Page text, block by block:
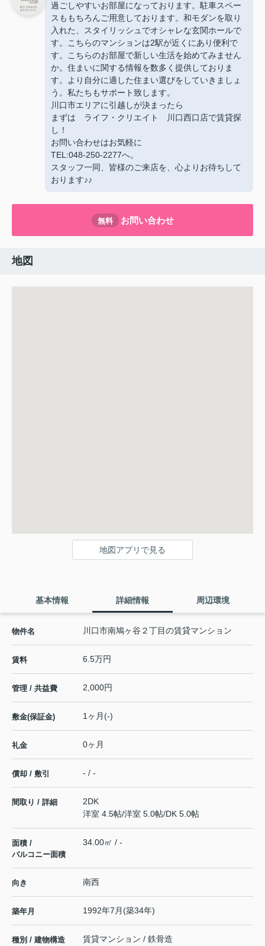
過ごしやすいお部屋になっております。駐車スペー
スももちろんご用意しております。和モダンを取り
入れた、スタイリッシュでオシャレな玄関ホールで
す。こちらのマンションは2駅が近くにあり便利で
す。こちらのお部屋で新しい生活を始めてみません
か。住まいに関する情報を数多く提供しておりま
す。より自分に適した住まい選びをしていきましょ
う。私たちもサポート致します。
川口市エリアに引越しが決まったら
まずは ライフ・クリエイト 川口西口店で賃貸探
し！
お問い合わせはお気軽に
TEL:048-250-2277へ。
スタッフ一同、皆様のご来店を、心よりお待ちして
おります♪♪
無料 お問い合わせ
地図
地図アプリで見る
基本情報 詳細情報 周辺環境
物件名 川口市南鳩ヶ谷２丁目の賃貸マンション
賃料 6.5万円
管理 / 共益費 2,000円
敷金(保証金) 1ヶ月(-)
礼金 0ヶ月
償却 / 敷引 - / -
間取り / 詳細
2DK
洋室 4.5帖/洋室 5.0帖/DK 5.0帖
面積 /
バルコニー面積
34.00㎡ / -
向き 南西
築年月 1992年7月(築34年)
種別 / 建物構造 賃貸マンション / 鉄骨造